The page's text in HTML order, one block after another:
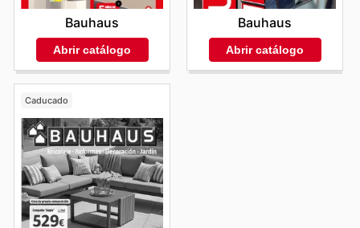
Bauhaus
Abrir catálogo
Bauhaus
Abrir catálogo
Caducado